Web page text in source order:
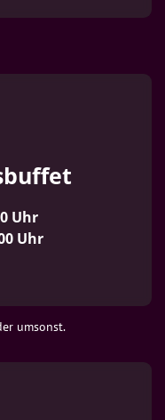
Uhr
Uhr
umsonst.